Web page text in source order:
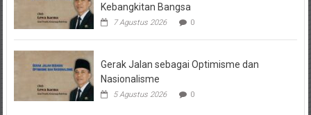
Kebangkitan Bangsa
7 Agustus 2026 0
Gerak Jalan sebagai Optimisme dan
Nasionalisme
5 Agustus 2026 0